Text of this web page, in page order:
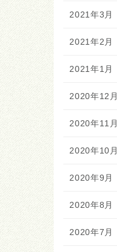
2021年3月
2021年2月
2021年1月
2020年12月
2020年11月
2020年10月
2020年9月
2020年8月
2020年7月